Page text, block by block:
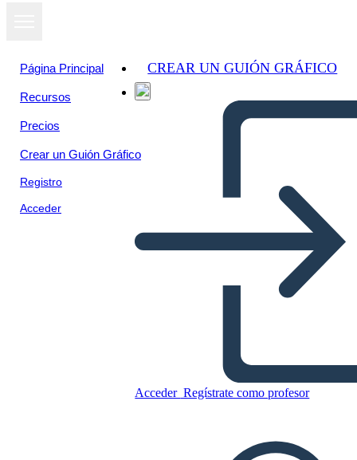
Página Principal
Recursos
Precios
Crear un Guión Gráfico
Registro
Acceder
CREAR UN GUIÓN GRÁFICO
Acceder Regístrate como profesor
Invitación 1